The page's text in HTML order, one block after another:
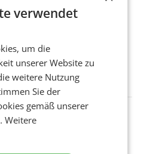
trotz schwachem
Post AG hat im
2026 einen Konzernumsatz
Mio. EUR erwirtschaftet, was
3,8 Prozent gegenüber dem
MEDIA
viel Gewinn
verwendet
um die
unserer Website zu
weitere Nutzung
Sie der
gemäß unserer
Weitere